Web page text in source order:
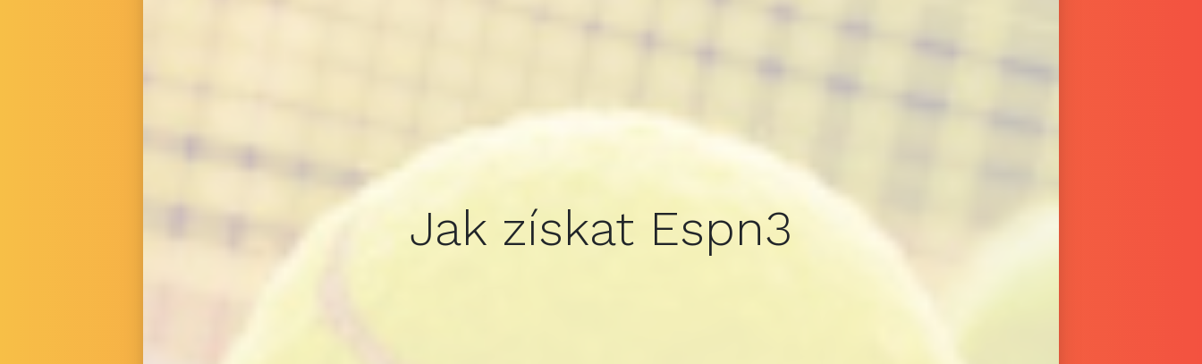
Jak získat Espn3